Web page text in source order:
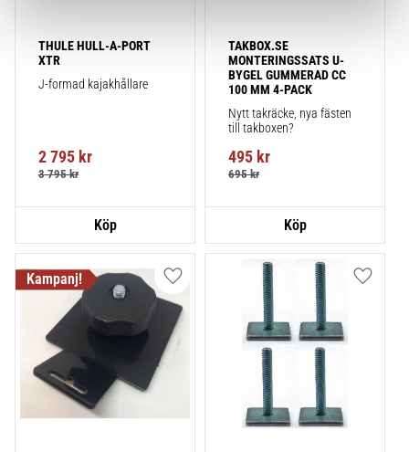
THULE HULL-A-PORT
XTR
J-formad kajakhållare
2 795 kr
3 795kr
TAKBOX.SE
MONTERINGSSATS U-
BYGEL GUMMERAD CC
100 MM 4-PACK
Nytt takräcke, nya fästen
till takboxen?
495 kr
695kr
Lägg till i favoriter Lägg